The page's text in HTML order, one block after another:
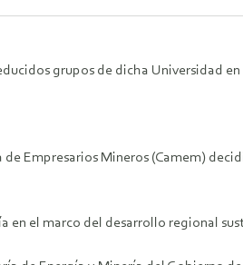
grupos de dicha Universidad
Empresarios Mineros (Camem)
en el marco del desarrollo regional